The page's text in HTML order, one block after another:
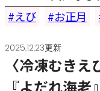
えび
お正月
2025.12.23更新
〈冷凍むき
『よだれ海